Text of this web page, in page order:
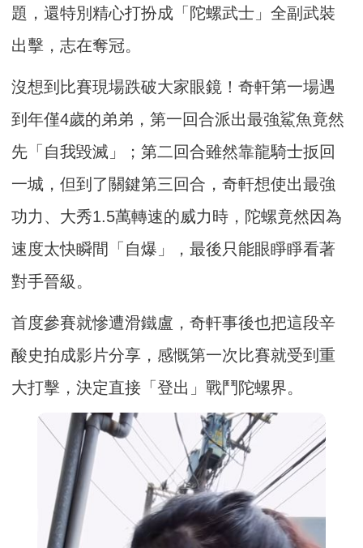
題，還特別精心打扮成「陀螺武士」全副武裝
出擊，志在奪冠。
沒想到比賽現場跌破大家眼鏡！奇軒第一場遇
到年僅4歲的弟弟，第一回合派出最強鯊魚竟然
先「自我毀滅」；第二回合雖然靠龍騎士扳回
一城，但到了關鍵第三回合，奇軒想使出最強
功力、大秀1.5萬轉速的威力時，陀螺竟然因為
速度太快瞬間「自爆」，最後只能眼睜睜看著
對手晉級。
首度參賽就慘遭滑鐵盧，奇軒事後也把這段辛
酸史拍成影片分享，感慨第一次比賽就受到重
大打擊，決定直接「登出」戰鬥陀螺界。